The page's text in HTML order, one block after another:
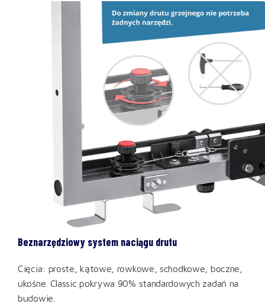
Beznarzędziowy system naciągu drutu
Cięcia: proste, kątowe, rowkowe, schodkowe, boczne,
ukośne. Classic pokrywa 90% standardowych zadań na
budowie.